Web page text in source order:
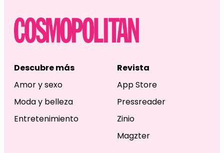
Descubre más
Amor y sexo
Moda y belleza
Entretenimiento
Revista
App Store
Pressreader
Zinio
Magzter